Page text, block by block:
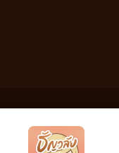
ขอรับผิดชอบต่อข้อความใดๆ ทั้งสิ้น ดังนั้
นเอง และหากท่านพบข้อความใดๆ ที่ขั